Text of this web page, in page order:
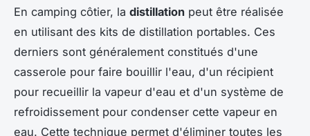
En camping côtier, la distillation peut être réalisée
en utilisant des kits de distillation portables. Ces
derniers sont généralement constitués d'une
casserole pour faire bouillir l'eau, d'un récipient
pour recueillir la vapeur d'eau et d'un système de
refroidissement pour condenser cette vapeur en
eau. Cette technique permet d'éliminer toutes les